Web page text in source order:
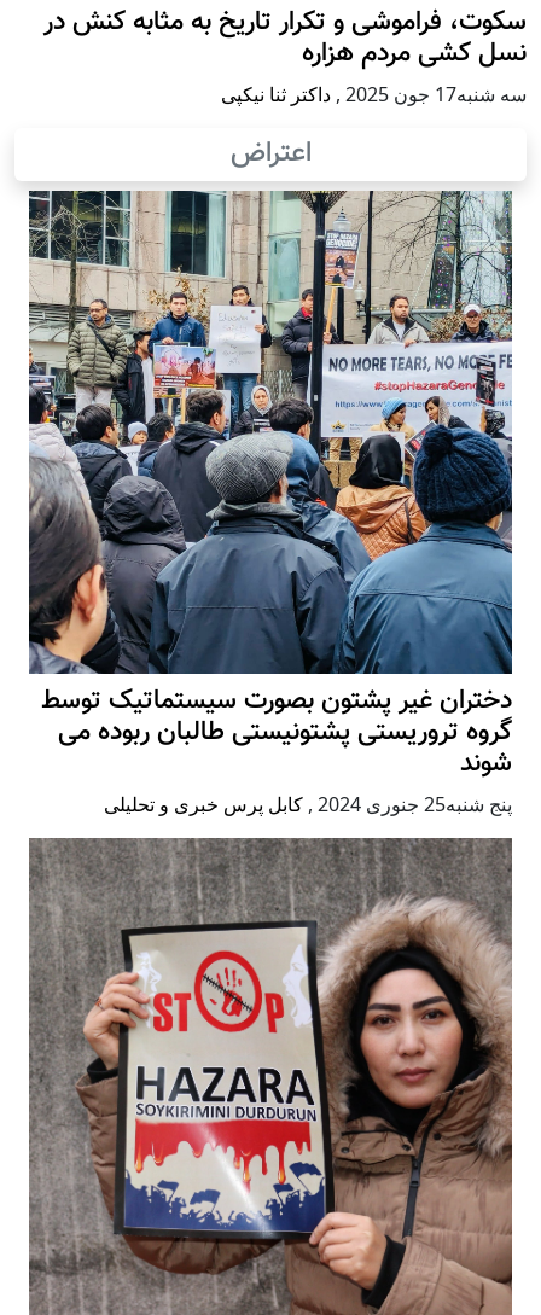
سکوت، فراموشی و تکرار تاريخ به مثابه کنش در
نسل کشی مردم هزاره
سه شنبه17 جون 2025 , داکتر ثنا نیکپی
اعتراض
دختران غیر پشتون بصورت سیستماتیک توسط
گروه تروریستی پشتونیستی طالبان ربوده می
شوند
پنج شنبه25 جنوری 2024 , کابل پرس خبری و تحلیلی